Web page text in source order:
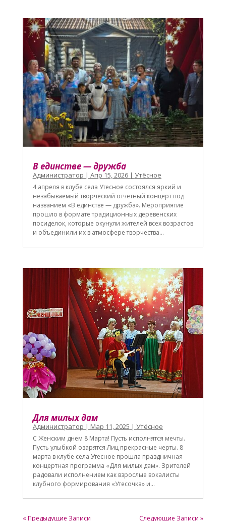
В единстве — дружба
Администратор | Апр 15, 2026| Утёсное
4 апреля в клубе села Утесное состоялся яркий и
незабываемый творческий отчётный концерт под
названием «В единстве — дружба». Мероприятие
прошло в формате традиционных деревенских
посиделок, которые окунули жителей всех возрастов
и объединили их в атмосфере творчества...
Для милых дам
Администратор | Мар 11, 2025 | Утёсное
С Женским днем 8 Марта! Пусть исполнятся мечты.
Пусть улыбкой озарятся Лиц прекрасные черты. 8
марта в клубе села Утесное прошла праздничная
концертная программа «Для милых дам». Зрителей
радовали исполнением как взрослые вокалисты
клубного формирования «Утесочка» и...
« Предыдущие Записи Следующие Записи »